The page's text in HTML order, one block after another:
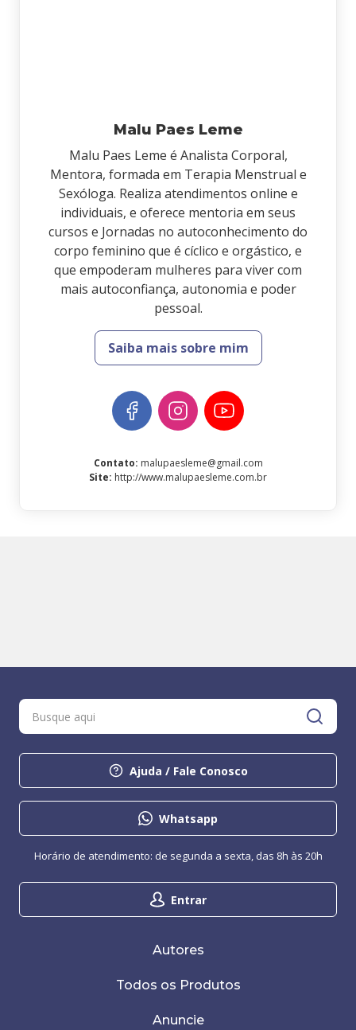
Malu Paes Leme
Malu Paes Leme é Analista Corporal,
Mentora, formada em Terapia Menstrual e
Sexóloga. Realiza atendimentos online e
individuais, e oferece mentoria em seus
cursos e Jornadas no autoconhecimento do
corpo feminino que é cíclico e orgástico, e
que empoderam mulheres para viver com
mais autoconfiança, autonomia e poder
pessoal.
Saiba mais sobre mim
Contato: malupaesleme@gmail.com
Site: http://www.malupaesleme.com.br
Ajuda / Fale Conosco
Whatsapp
Entrar
Horário de atendimento: de segunda a sexta, das 8h às 20h
Autores
Todos os Produtos
Anuncie